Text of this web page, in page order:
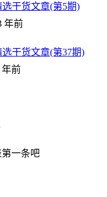
选干货文章(第5期)
年前
选干货文章(第37期)
年前
一条吧